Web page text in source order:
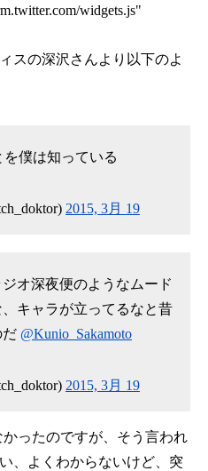
widgets.js"
スの深沢さんより以下のよ
僕は知っている
2015, 3月 19
オ深夜便のようなムード
キャラが立ってるなと昔
だ @Kunio_Sakamoto
2015, 3月 19
ったのですが、そう言われ
、よくわからないけど、突